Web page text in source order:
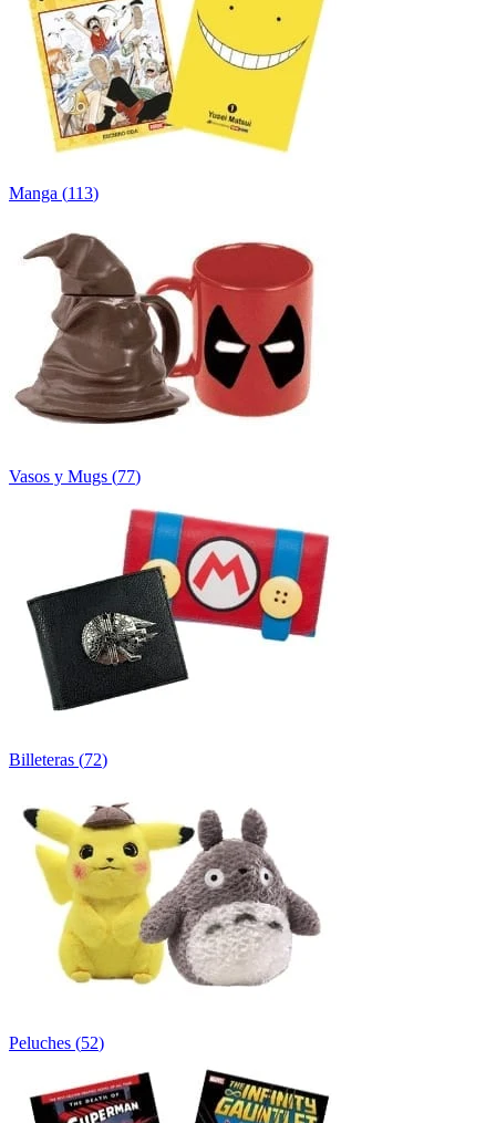
Manga (113)
Vasos y Mugs (77)
Billeteras (72)
Peluches (52)